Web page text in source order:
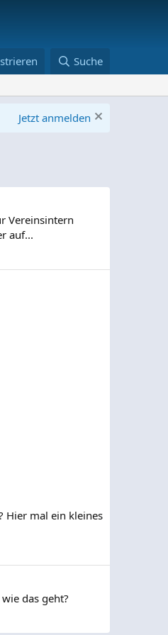
Suche
Jetzt anmelden
Vereinsintern
auf...
Hier mal ein kleines
das geht?